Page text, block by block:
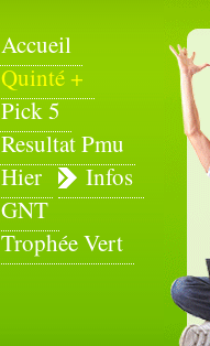
Accueil
Quinté +
Pick 5
Resultat Pmu
Hier
Infos
GNT
Trophée Vert